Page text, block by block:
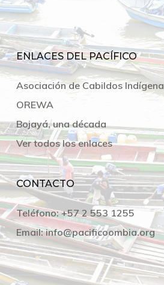
ENLACES DEL PACÍFICO
Asociación de Cabildos
OREWA
Bojayá, una década
Ver todos los enlaces
CONTACTO
Teléfono:+57 2 553 1255
Email: info@pacificoombia.org